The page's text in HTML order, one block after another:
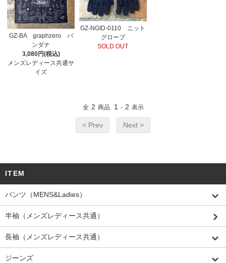
GZ-BA graphzero バ
ンダナ
3,080円(税込)
メンズレディース共通サ
イズ
GZ-NGID-0110 ニット
グローブ
SOLD OUT
全 2 商品 1 - 2 表示
< Prev Next >
ITEM
パンツ（MENS&Ladies）
半袖（メンズレディース共通）
長袖（メンズレディース共通）
ジーンズ